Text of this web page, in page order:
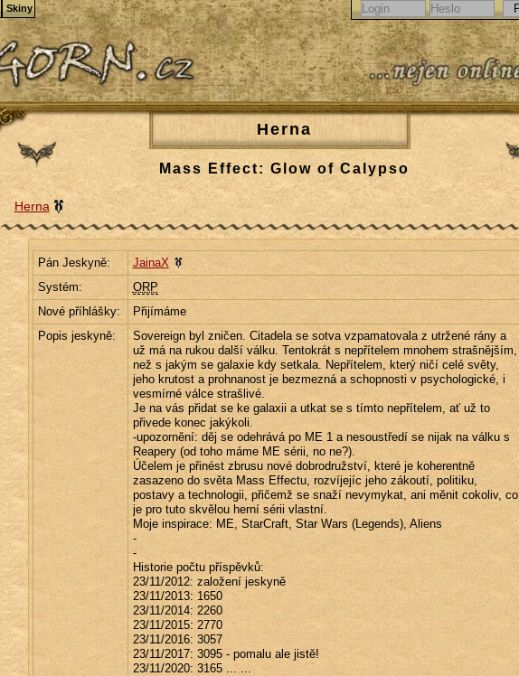
Herna
Mass Effect: Glow of Calypso
Herna
Pán Jeskyně:
JainaX
Systém:
ORP
Nové příhlášky:
Přijímáme
Popis jeskyně:
Sovereign byl zničen. Citadela se sotva vzpamatovala z utržené rány a
už má na rukou další válku. Tentokrát s nepřítelem mnohem strašnějším,
než s jakým se galaxie kdy setkala. Nepřítelem, který ničí celé světy,
jeho krutost a prohnanost je bezmezná a schopnosti v psychologické, i
vesmírné válce strašlivé.
Je na vás přidat se ke galaxii a utkat se s tímto nepřítelem, ať už to
přivede konec jakýkoli.
-upozornění: děj se odehrává po ME 1 a nesoustředí se nijak na válku s
Reapery (od toho máme ME sérii, no ne?).
Účelem je přinést zbrusu nové dobrodružství, které je koherentně
zasazeno do světa Mass Effectu, rozvíjejíc jeho zákoutí, politiku,
postavy a technologii, přičemž se snaží nevymykat, ani měnit cokoliv, co
je pro tuto skvělou herní sérii vlastní.
Moje inspirace: ME, StarCraft, Star Wars (Legends), Aliens
-
-
Historie počtu příspěvků:
23/11/2012: založení jeskyně
23/11/2013: 1650
23/11/2014: 2260
23/11/2015: 2770
23/11/2016: 3057
23/11/2017: 3095 - pomalu ale jistě!
23/11/2020: 3165 ... ...
Skiny